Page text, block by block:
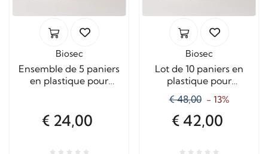
Biosec
Ensemble de 5 paniers
en plastique pour
Domus et Silver
€ 24,00
Biosec
Lot de 10 paniers en
plastique pour
déshydrateurs Biosec –
Compatibles avec
Domus et Silver
€ 48,00 - 13%
€ 42,00